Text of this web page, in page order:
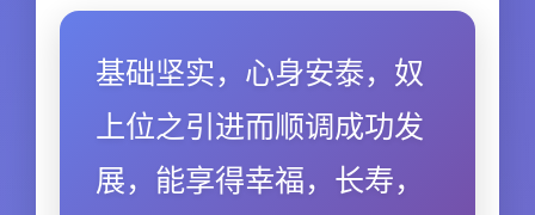
基础坚实，心身安泰，奴
上位之引进而顺调成功发
展，能享得幸福，长寿，